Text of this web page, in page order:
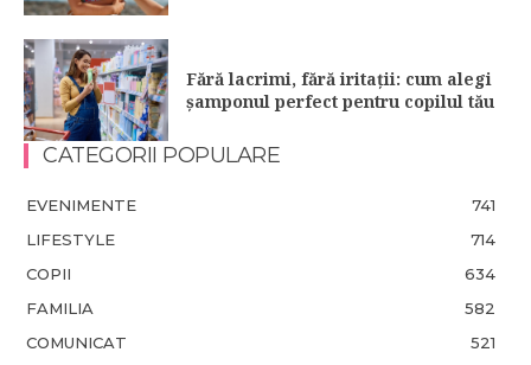
Fără lacrimi, fără iritații: cum alegi
șamponul perfect pentru copilul tău
CATEGORII POPULARE
EVENIMENTE
741
LIFESTYLE
714
COPII
634
FAMILIA
582
COMUNICAT
521